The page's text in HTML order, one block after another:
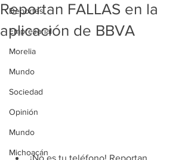
Deportes
Empresarial
Morelia
Mundo
Sociedad
Opinión
Mundo
Michoacán
Reportan FALLAS en la
aplicación de BBVA